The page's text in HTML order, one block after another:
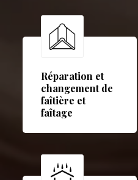
Réparation et
changement de
faîtière et
faîtage